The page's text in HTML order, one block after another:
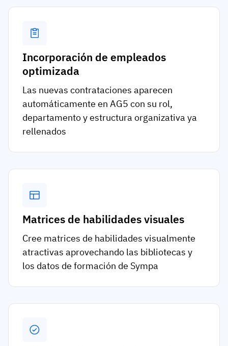
Incorporación de empleados
optimizada
Las nuevas contrataciones aparecen
automáticamente en AG5 con su rol,
departamento y estructura organizativa ya
rellenados
Matrices de habilidades visuales
Cree matrices de habilidades visualmente
atractivas aprovechando las bibliotecas y
los datos de formación de Sympa